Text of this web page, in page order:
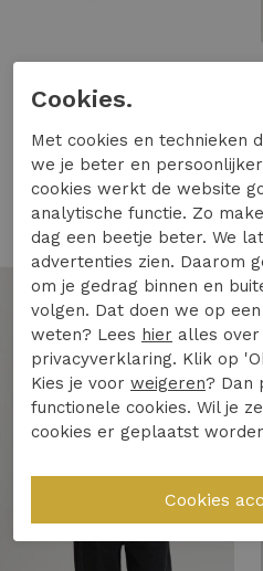
DSTREZZED
69,95
Cookies.
Met cookies en technieken
we je beter en
cookies werkt de website
analytische functie. Zo
dag een beetje beter. We
advertenties zien. Daarom
om je gedrag binnen en
volgen. Dat doen we op
weten? Lees hier alles over
privacyverklaring. Klik op
Kies je voor weigeren? Dan
functionele cookies. Wil je
cookies er geplaatst